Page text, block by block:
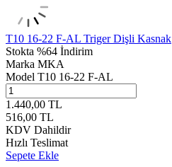
T10 16-22 F-AL Triger Dişli Kasnak
Stokta %64 İndirim
Marka MKA
Model T10 16-22 F-AL
1.440,00 TL
516,00 TL
KDV Dahildir
Hızlı Teslimat
Sepete Ekle